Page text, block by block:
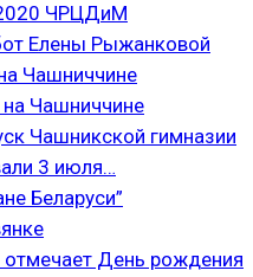
ЧРЦДиМ
Елены Рыжанковой
Чашниччине
на Чашниччине
Чашникской гимназии
3 июля…
Беларуси”
День рождения